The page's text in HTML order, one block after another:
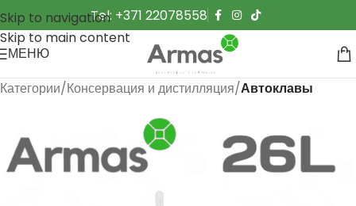
Skip to navigation
Skip to main content
Tel: +371 22078558
МЕНЮ
Категории Консервация и дистилляция Автоклавы